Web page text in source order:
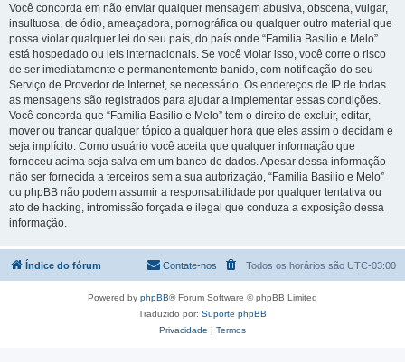
Você concorda em não enviar qualquer mensagem abusiva, obscena, vulgar,
insultuosa, de ódio, ameaçadora, pornográfica ou qualquer outro material que
possa violar qualquer lei do seu país, do país onde “Familia Basilio e Melo”
está hospedado ou leis internacionais. Se você violar isso, você corre o risco
de ser imediatamente e permanentemente banido, com notificação do seu
Serviço de Provedor de Internet, se necessário. Os endereços de IP de todas
as mensagens são registrados para ajudar a implementar essas condições.
Você concorda que “Familia Basilio e Melo” tem o direito de excluir, editar,
mover ou trancar qualquer tópico a qualquer hora que eles assim o decidam e
seja implícito. Como usuário você aceita que qualquer informação que
forneceu acima seja salva em um banco de dados. Apesar dessa informação
não ser fornecida a terceiros sem a sua autorização, “Familia Basilio e Melo”
ou phpBB não podem assumir a responsabilidade por qualquer tentativa ou
ato de hacking, intromissão forçada e ilegal que conduza a exposição dessa
informação.
Índice do fórum Todos os horários são UTC-03:00
Contate-nos
Powered by phpBB® Forum Software © phpBB Limited
Traduzido por: Suporte phpBB
Privacidade | Termos